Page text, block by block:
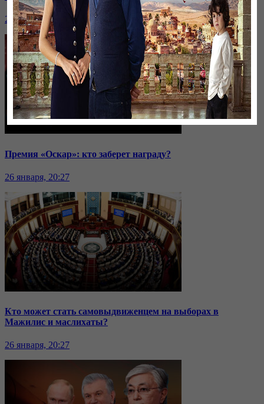
26 января, 20:28
Премия «Оскар»: кто заберет награду?
26 января, 20:27
Кто может стать самовыдвиженцем на выборах в
Мажилис и маслихаты?
26 января, 20:27